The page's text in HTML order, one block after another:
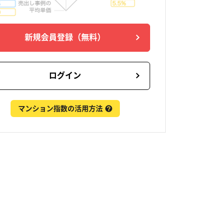
新規会員登録 （無料）
ログイン
マンション指数の活用方法